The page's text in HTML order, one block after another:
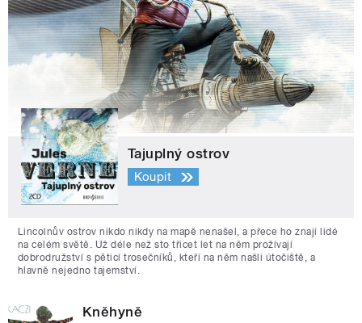
Tajuplný ostrov
Koupit
Lincolnův ostrov nikdo nikdy na mapě nenašel, a přece ho znají lidé
na celém světě. Už déle než sto třicet let na něm prožívají
dobrodružství s pěticí trosečníků, kteří na něm našli útočiště, a
hlavně nejedno tajemství.
Kněhyně